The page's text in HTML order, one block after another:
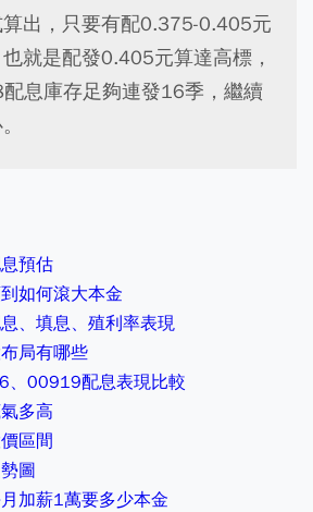
出，只要有配0.375-0.405元
就是配發0.405元算達高標，
息庫存足夠連發16季，繼續
預估
如何滾大本金
、填息、殖利率表現
局有哪些
00919配息表現比較
多高
區間
圖
加薪1萬要多少本金